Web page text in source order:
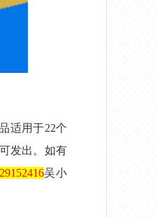
适用于22个
发出。如有
吴小